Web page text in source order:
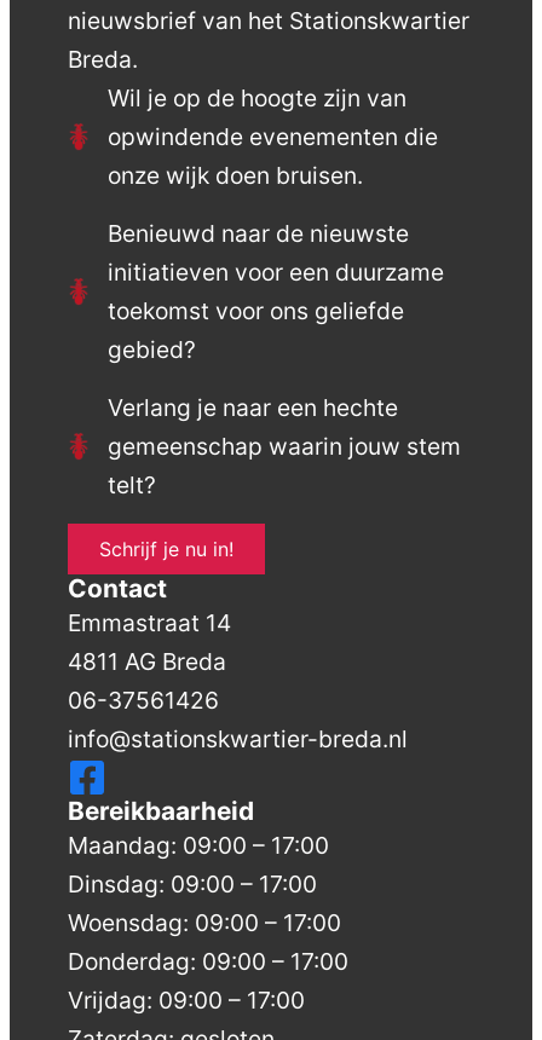
nieuwsbrief van het Stationskwartier
Breda.
Wil je op de hoogte zijn van
opwindende evenementen die
onze wijk doen bruisen.
Benieuwd naar de nieuwste
initiatieven voor een duurzame
toekomst voor ons geliefde
gebied?
Verlang je naar een hechte
gemeenschap waarin jouw stem
telt?
Schrijf je nu in!
Contact
Emmastraat 14
4811 AG Breda
06-37561426
info@stationskwartier-breda.nl
Bereikbaarheid
Maandag: 09:00 – 17:00
Dinsdag: 09:00 – 17:00
Woensdag: 09:00 – 17:00
Donderdag: 09:00 – 17:00
Vrijdag: 09:00 – 17:00